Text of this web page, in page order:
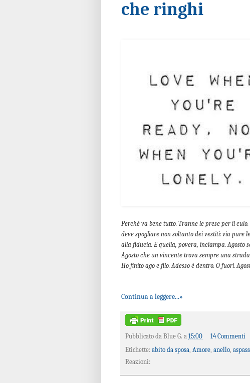
che ringhi
Perché va bene tutto. Tranne le prese per il
deve spogliare non soltanto dei vestiti: via pure
alla fiducia. E quella, povera, inciampa. Agosto
Agosto che un vincente trova sempre una
Ho finito ago e filo. Adesso è dentro. O fuori.
Continua a leggere...»
Pubblicato da Blue G. a 15:00
14 Commenti
Etichette: abito da sposa, Amore, anello,
Reazioni: